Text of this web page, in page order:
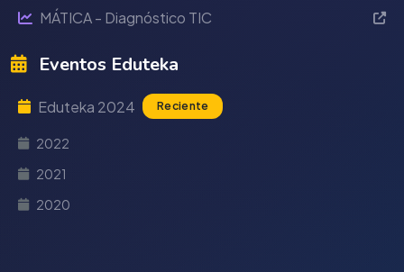
MÁTICA - Diagnóstico TIC
Eventos Eduteka
Eduteka 2024 Reciente
2022
2021
2020